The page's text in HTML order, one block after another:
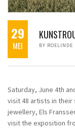
29
MEI BY ROELINDE
Saturday, June 4th
visit 48 artists in their
jewellery, Els
visit the exposition